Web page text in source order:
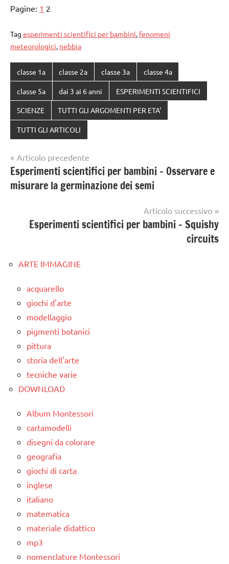
Pagine: 1 2
Tag esperimenti scientifici per bambini fenomeni
meteorologici nebbia
classe 1a classe 2a classe 3a classe 4a
classe 5a dai 3 ai 6 anni ESPERIMENTI SCIENTIFICI
SCIENZE TUTTI GLI ARGOMENTI PER ETA'
TUTTI GLI ARTICOLI
Navigazione
articoli
Articolo precedente
Esperimenti scientifici per bambini – Osservare e
misurare la germinazione dei semi
Articolo successivo
Esperimenti scientifici per bambini – Squishy
circuits
ARTE IMMAGINE
acquarello
giochi d'arte
modellaggio
pigmenti botanici
pittura
storia dell'arte
tecniche varie
DOWNLOAD
Album Montessori
cartamodelli
disegni da colorare
geografia
giochi di carta
inglese
italiano
matematica
materiale didattico
mp3
nomenclature Montessori